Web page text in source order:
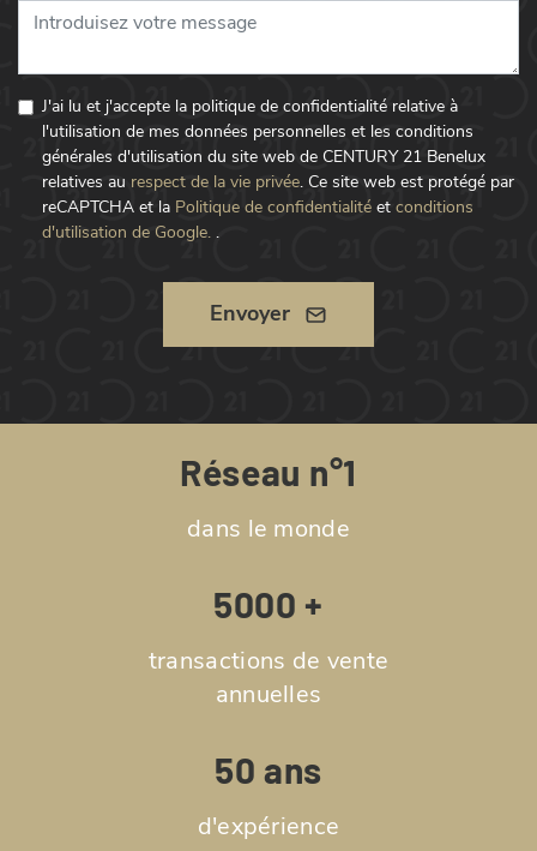
J'ai lu et j'accepte la politique de confidentialité relative à
l'utilisation de mes données personnelles et les conditions
générales d'utilisation du site web de CENTURY 21 Benelux
relatives au respect de la vie privée. Ce site web est protégé par
reCAPTCHA et la Politique de confidentialité et conditions
d'utilisation de Google. .
Envoyer
Réseau n°1
dans le monde
5000 +
transactions de vente
annuelles
50 ans
d'expérience